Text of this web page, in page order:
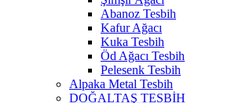
Abanoz Tesbih
Kafur Ağacı
Kuka Tesbih
Öd Ağacı Tesbih
Pelesenk Tesbih
Alpaka Metal Tesbih
DOĞALTAŞ TESBİH